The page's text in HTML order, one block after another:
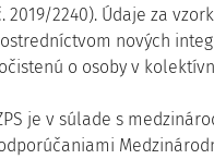
2019/2240). Údaje za
nových
o osoby v
je v súlade s